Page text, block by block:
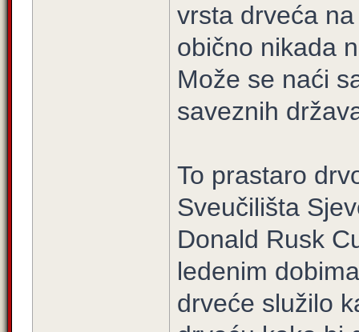
vrsta drveća
obično nikada
Može se naći
saveznih
To prastaro
Sveučilišta
Donald Rusk
ledenim
drveće služilo